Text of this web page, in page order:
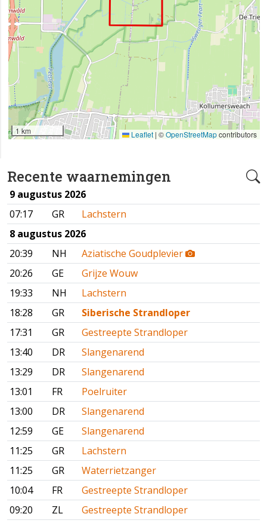
Recente waarnemingen
9 augustus 2026
07:17
GR
Lachstern
8 augustus 2026
20:39
NH
Aziatische Goudplevier
20:26
GE
Grijze Wouw
19:33
NH
Lachstern
18:28
GR
Siberische Strandloper
17:31
GR
Gestreepte Strandloper
13:40
DR
Slangenarend
13:29
DR
Slangenarend
13:01
FR
Poelruiter
13:00
DR
Slangenarend
12:59
GE
Slangenarend
11:25
GR
Lachstern
11:25
GR
Waterrietzanger
10:04
FR
Gestreepte Strandloper
09:20
ZL
Gestreepte Strandloper
1 km Leaflet | ©OpenStreetMapcontributors